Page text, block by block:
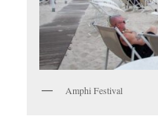
Amphi Festival